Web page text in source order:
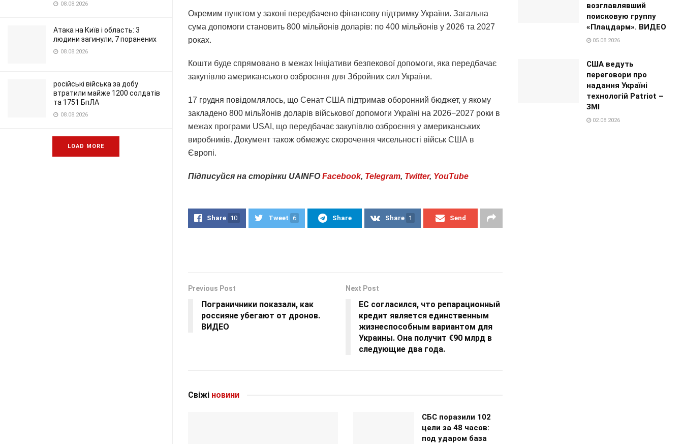
08.08.2026
Атака на Київ і область: 3
людини загинули, 7 поранених
08.08.2026
російські війська за добу
втратили майже 1200 солдатів
та 1751 БпЛА
08.08.2026
LOAD MORE
Окремим пунктом у законі передбачено фінансову підтримку України. Загальна
сума допомоги становить 800 мільйонів доларів: по 400 мільйонів у 2026 та 2027
роках.
Кошти буде спрямовано в межах Ініціативи безпекової допомоги, яка передбачає
закупівлю американського озброєння для Збройних сил України.
17 грудня повідомлялось, що Сенат США підтримав оборонний бюджет, у якому
закладено 800 мільйонів доларів військової допомоги Україні на 2026−2027 роки в
межах програми USAI, що передбачає закупівлю озброєння у американських
виробників. Документ також обмежує скорочення чисельності військ США в
Європі.
Підписуйся на сторінки UAINFOFacebook, Telegram, Twitter, YouTube
Share 10 Tweet 6 Share Share 1 Send
Previous Post
Пограничники показали, как
россияне убегают от дронов.
ВИДЕО
Next Post
ЕС согласился, что репарационный
кредит является единственным
жизнеспособным вариантом для
Украины. Она получит €90 млрд в
следующие два года.
Свіжі новини
СБС поразили 102
цели за 48 часов:
под ударом база
возглавлявший
поисковую группу
«Плацдарм». ВИДЕО
05.08.2026
США ведуть
переговори про
надання Україні
технологій Patriot –
ЗМІ
02.08.2026